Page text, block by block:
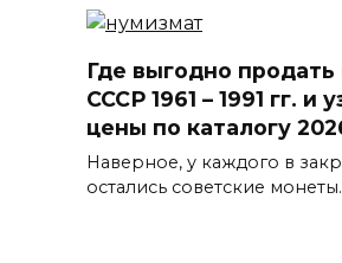
Где выгодно
СССР 1961 – 1991 гг. и
цены по каталогу
Наверное, у каждого в
остались советские монеты.